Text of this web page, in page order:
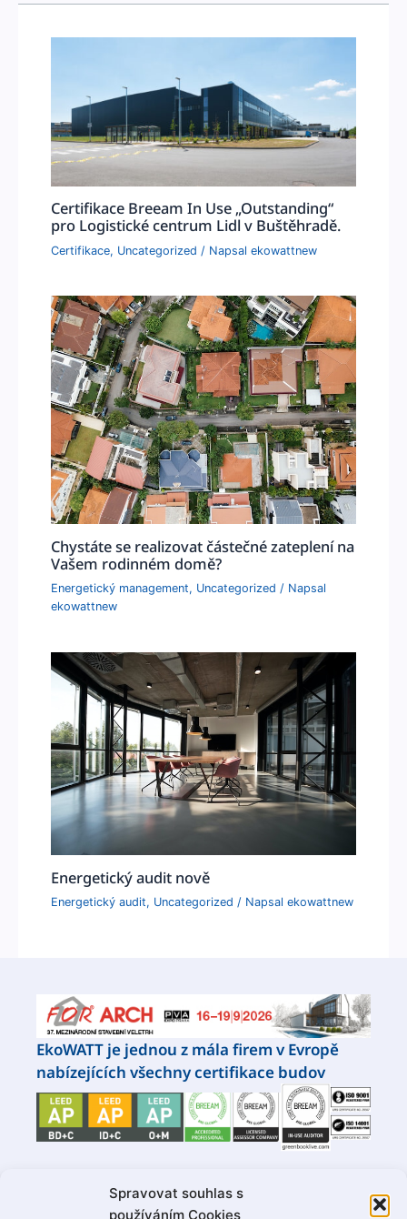
Spravovat souhlas s
používáním Cookies
Certifikace Breeam In Use „Outstanding“
pro Logistické centrum Lidl v Buštěhradě.
Certifikace, Uncategorized / Napsalekowattnew
Chystáte se realizovat částečné zateplení na
Vašem rodinném domě?
Energetický management, Uncategorized / Napsal
ekowattnew
Energetický audit nově
Energetický audit, Uncategorized / Napsalekowattnew
EkoWATT je jednou z mála firem v Evropě
nabízejících všechny certifikace budov
Naši partneři